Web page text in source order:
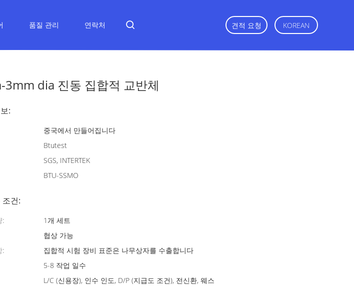
품질 관리 연락처 견적 요청 KOREAN
dia 진동 집합적 교반체
:
중국에서 만들어집니다
Btutest
SGS, INTERTEK
BTU-SSMO
조건:
:
1개 세트
협상 가능
:
집합적 시험 장비 표준은 나무상자를 수출합니다
5-8 작업 일수
L/C (신용장), 인수 인도, D/P (지급도 조건), 전신환, 웨스